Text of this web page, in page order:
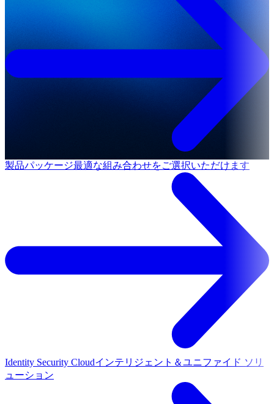
製品パッケージ最適な組み合わせをご選択いただけます
Identity Security Cloudインテリジェント＆ユニファイド ソリ
ューション